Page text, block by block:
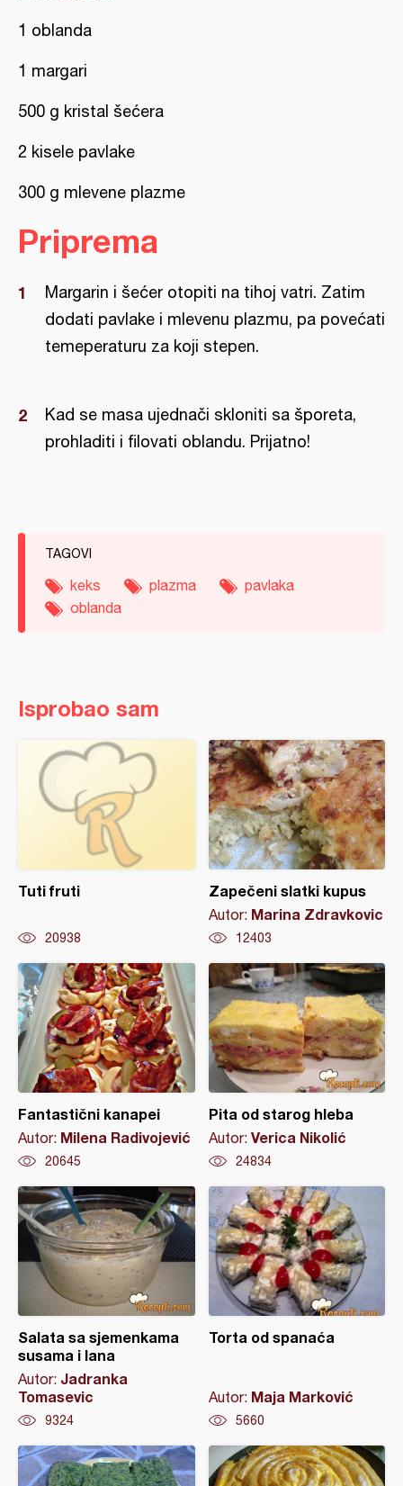
1 oblanda
1 margari
500 g kristal šećera
2 kisele pavlake
300 g mlevene plazme
Priprema
Margarin i šećer otopiti na tihoj vatri. Zatim
dodati pavlake i mlevenu plazmu, pa povećati
temeperaturu za koji stepen.
Kad se masa ujednači skloniti sa šporeta,
prohladiti i filovati oblandu. Prijatno!
TAGOVI
keks plazma
pavlaka
oblanda
Isprobao sam
Tuti fruti
20938
Zapečeni slatki kupus
Autor: Marina Zdravkovic
12403
Fantastični kanapei
Autor: Milena Radivojević
20645
Pita od starog hleba
Autor: Verica Nikolić
24834
Salata sa sjemenkama
susama i lana
Autor: Jadranka
Tomasevic
9324
Torta od spanaća
Autor: Maja Marković
5660